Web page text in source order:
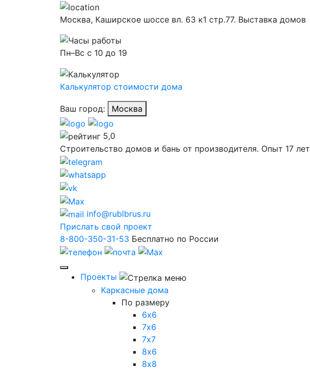
Москва, Каширское шоссе вл. 63 к1 стр.77. Выставка домов
Пн–Вс с 10 до 19
Калькулятор стоимости дома
Ваш город: Москва
5,0
Строительство домов и бань от производителя. Опыт 17 лет
info@rublbrus.ru
Прислать свой проект
8-800-350-31-53 Бесплатно по России
Проекты
Каркасные дома
По размеру
6х6
7х6
7х7
8х6
8х8